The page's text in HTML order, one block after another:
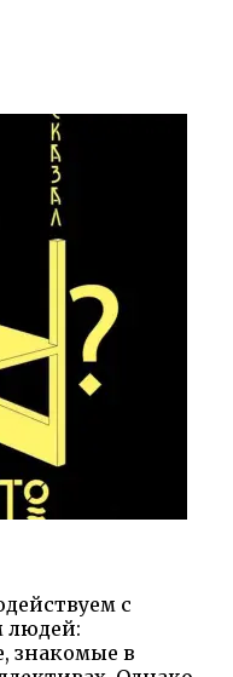
с
людей:
знакомые в